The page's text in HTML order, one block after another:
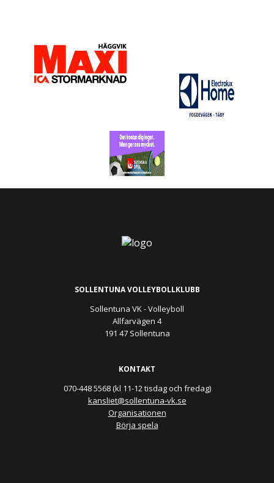
SOLLENTUNA VOLLEYBOLLKLUBB
Sollentuna VK - Volleyboll
Allfarvägen 4
191 47 Sollentuna
KONTAKT
070-448 5568 (kl 11-12 tisdag och fredag)
kansliet@sollentuna-vk.se
Organisationen
Börja spela